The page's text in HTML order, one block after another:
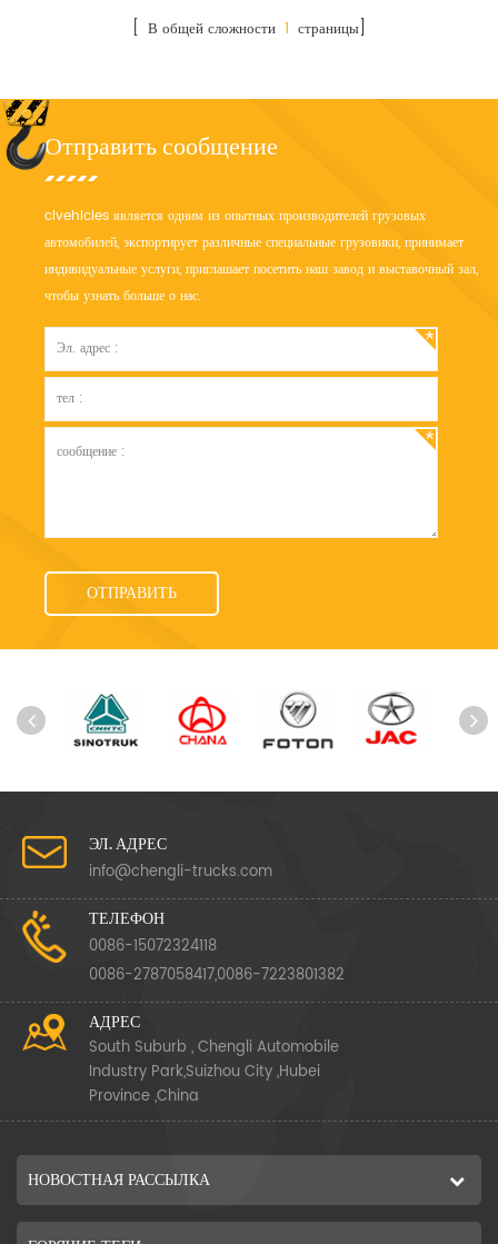
предотвращения
распространения пожара и[ В общей сложности 1 страницы]
Отправить сообщение
clvehicles является одним из опытных производителей грузовых
автомобилей, экспортирует различные специальные грузовики, принимает
индивидуальные услуги, приглашает посетить наш завод и выставочный зал,
чтобы узнать больше о нас.
ЭЛ. АДРЕС
info@chengli-trucks.com
ТЕЛЕФОН
0086-15072324118
0086-2787058417,0086-7223801382
АДРЕС
South Suburb , Chengli Automobile
Industry Park,Suizhou City ,Hubei
Province ,China
НОВОСТНАЯ РАССЫЛКА